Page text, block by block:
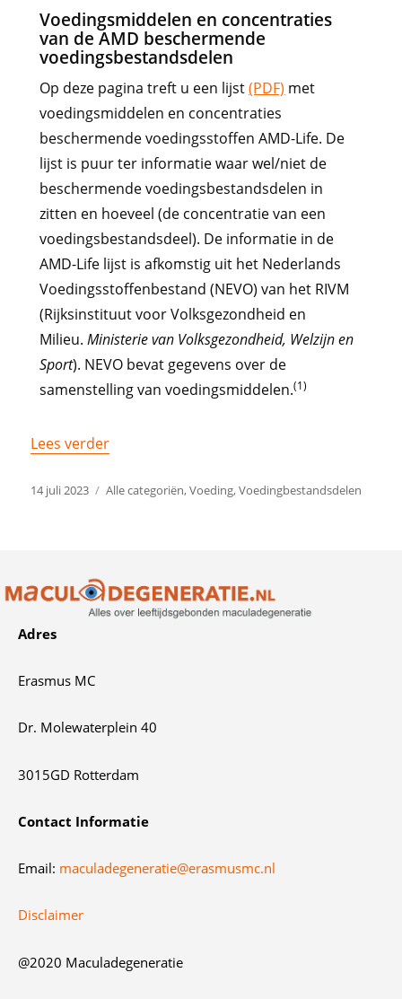
Voedingsmiddelen en concentraties
van de AMD beschermende
voedingsbestandsdelen
Op deze pagina treft u een lijst(PDF) met
voedingsmiddelen en concentraties
beschermende voedingsstoffen AMD-Life. De
lijst is puur ter informatie waar wel/niet de
beschermende voedingsbestandsdelen in
zitten en hoeveel (de concentratie van een
voedingsbestandsdeel). De informatie in de
AMD-Life lijst is afkomstig uit het Nederlands
Voedingsstoffenbestand (NEVO) van het RIVM
(Rijksinstituut voor Volksgezondheid en
Milieu.Ministerie van Volksgezondheid, Welzijn en
Sport). NEVO bevat gegevens over de
samenstelling van voedingsmiddelen.(1)
Lees verder
14 juli 2023 Alle categoriën,Voeding,Voedingbestandsdelen
Maculadegeneratie
Adres
Erasmus MC
Dr. Molewaterplein 40
3015GD Rotterdam
Contact Informatie
Email: maculadegeneratie@erasmusmc.nl
Disclaimer
@2020 Maculadegeneratie